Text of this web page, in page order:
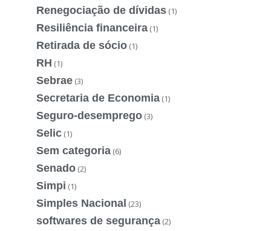
Renegociação de dívidas (1)
Resiliência financeira (1)
Retirada de sócio (1)
RH (1)
Sebrae (3)
Secretaria de Economia (1)
Seguro-desemprego (3)
Selic (1)
Sem categoria (6)
Senado (2)
Simpi (1)
Simples Nacional (23)
softwares de segurança (2)